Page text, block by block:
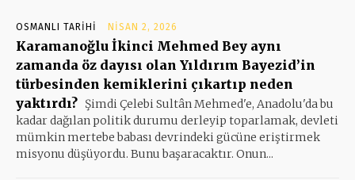
OSMANLI TARIHI NISAN 2, 2026
Karamanoğlu İkinci Mehmed Bey aynı
zamanda öz dayısı olan Yıldırım Bayezid’in
türbesinden kemiklerini çıkartıp neden
yaktırdı? Şimdi Çelebi Sultân Mehmed'e, Anadolu'da bu
kadar dağılan politik durumu derleyip toparlamak, devleti
mümkin mertebe babası devrindeki gücüne eriştirmek
misyonu düşüyordu. Bunu başaracaktır. Onun...